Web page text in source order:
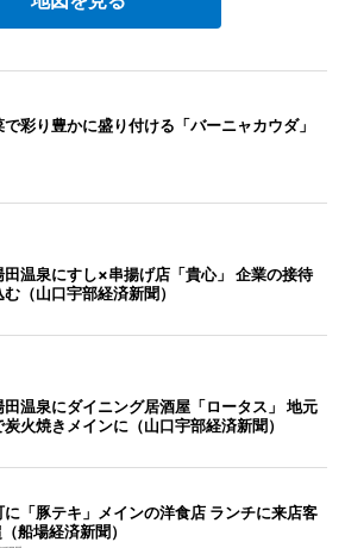
彩り豊かに盛り付ける「バーニャカウダ」
田温泉にすし×串揚げ店「貴心」 企業の接待
（山口宇部経済新聞）
田温泉にダイニング居酒屋「ロータス」 地元
火焼きメインに（山口宇部経済新聞）
に「豚テキ」メインの洋食店 ランチに来店客
船場経済新聞）